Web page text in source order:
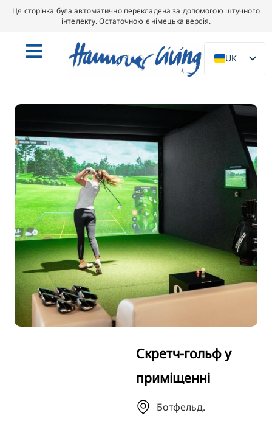
Ця сторінка була автоматично перекладена за допомогою штучного
інтелекту. Остаточною є німецька версія.
UK
DE
NL
IT
DA
FR
PT
TR
KO
Скретч-гольф у
приміщенні
Ботфельд.